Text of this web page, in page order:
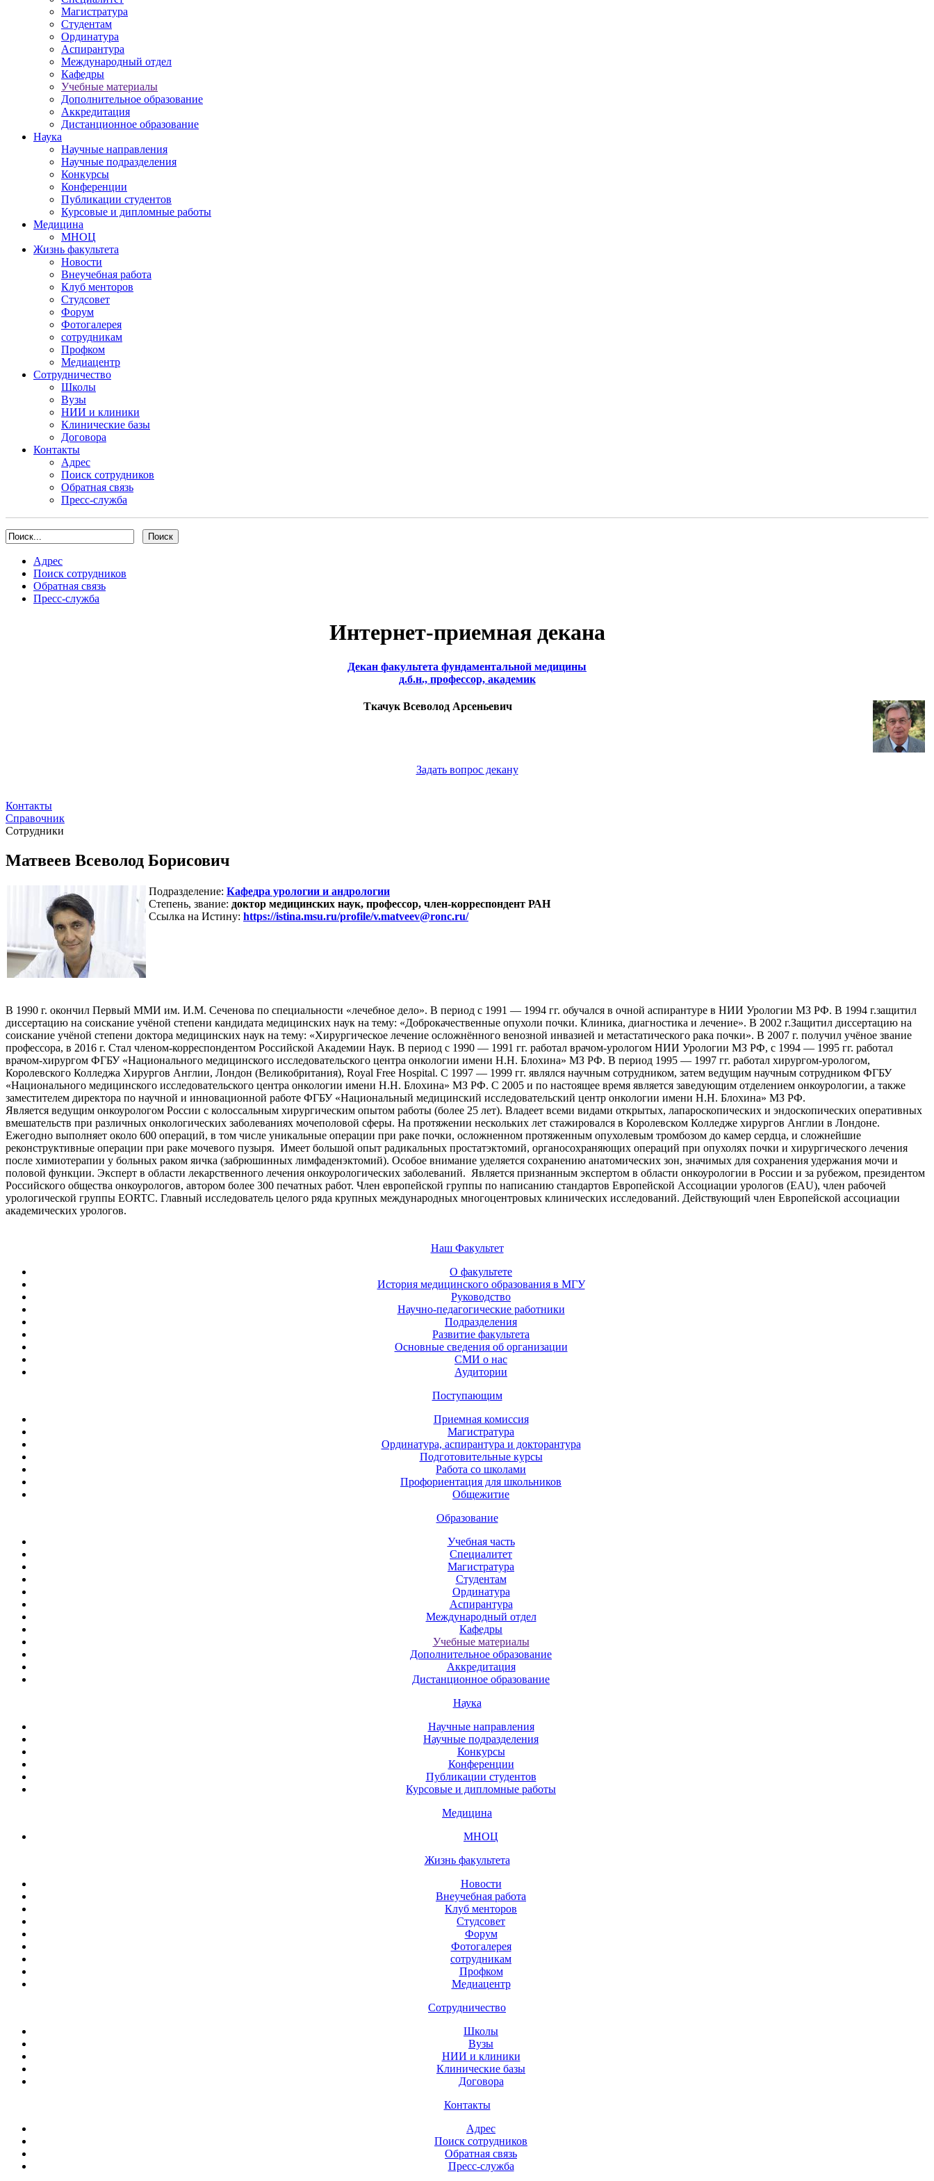
Магистратура
Студентам
Ординатура
Аспирантура
Международный отдел
Кафедры
Учебные материалы
Дополнительное образование
Аккредитация
Дистанционное образование
Наука
Научные направления
Научные подразделения
Конкурсы
Конференции
Публикации студентов
Курсовые и дипломные работы
Медицина
МНОЦ
Жизнь факультета
Новости
Внеучебная работа
Клуб менторов
Студсовет
Форум
Фотогалерея
сотрудникам
Профком
Медиацентр
Сотрудничество
Школы
Вузы
НИИ и клиники
Клинические базы
Договора
Контакты
Адрес
Поиск сотрудников
Обратная связь
Пресс-служба
Адрес
Поиск сотрудников
Обратная связь
Пресс-служба
Интернет-приемная декана
Декан факультета фундаментальной медицины
д.б.н., профессор, академик
Ткачук Всеволод Арсеньевич
Задать вопрос декану
Контакты
Справочник
Сотрудники
Матвеев Всеволод Борисович
Подразделение: Кафедра урологии и андрологии
Степень, звание: доктор медицинских наук, профессор, член-корреспондент РАН
Ссылка на Истину: https://istina.msu.ru/profile/v.matveev@ronc.ru/
В 1990 г. окончил Первый ММИ им. И.М. Сеченова по специальности «лечебное дело». В период с 1991 — 1994 гг. обучался в очной аспирантуре в НИИ Урологии МЗ РФ. В 1994 г.защитил
диссертацию на соискание учёной степени кандидата медицинских наук на тему: «Доброкачественные опухоли почки. Клиника, диагностика и лечение». В 2002 г.Защитил диссертацию на
соискание учёной степени доктора медицинских наук на тему: «Хирургическое лечение осложнённого венозной инвазией и метастатического рака почки». В 2007 г. получил учёное звание
профессора, в 2016 г. Стал членом-корреспондентом Российской Академии Наук. В период с 1990 — 1991 гг. работал врачом-урологом НИИ Урологии МЗ РФ, с 1994 — 1995 гг. работал
врачом-хирургом ФГБУ «Национального медицинского исследовательского центра онкологии имени Н.Н. Блохина» МЗ РФ. В период 1995 — 1997 гг. работал хирургом-урологом,
Королевского Колледжа Хирургов Англии, Лондон (Великобритания), Royal Free Hospital. С 1997 — 1999 гг. являлся научным сотрудником, затем ведущим научным сотрудником ФГБУ
«Национального медицинского исследовательского центра онкологии имени Н.Н. Блохина» МЗ РФ. С 2005 и по настоящее время является заведующим отделением онкоурологии, а также
заместителем директора по научной и инновационной работе ФГБУ «Национальный медицинский исследовательский центр онкологии имени Н.Н. Блохина» МЗ РФ.
Является ведущим онкоурологом России с колоссальным хирургическим опытом работы (более 25 лет). Владеет всеми видами открытых, лапароскопических и эндоскопических оперативных
вмешательств при различных онкологических заболеваниях мочеполовой сферы. На протяжении нескольких лет стажировался в Королевском Колледже хирургов Англии в Лондоне.
Ежегодно выполняет около 600 операций, в том числе уникальные операции при раке почки, осложненном протяженным опухолевым тромбозом до камер сердца, и сложнейшие
реконструктивные операции при раке мочевого пузыря. Имеет большой опыт радикальных простатэктомий, органосохраняющих операций при опухолях почки и хирургического лечения
после химиотерапии у больных раком яичка (забрюшинных лимфаденэктомий). Особое внимание уделяется сохранению анатомических зон, значимых для сохранения удержания мочи и
половой функции. Эксперт в области лекарственного лечения онкоурологических заболеваний. Является признанным экспертом в области онкоурологии в России и за рубежом, президентом
Российского общества онкоурологов, автором более 300 печатных работ. Член европейской группы по написанию стандартов Европейской Ассоциации урологов (EAU), член рабочей
урологической группы EORTC. Главный исследователь целого ряда крупных международных многоцентровых клинических исследований. Действующий член Европейской ассоциации
академических урологов.
Наш Факультет
О факультете
История медицинского образования в МГУ
Руководство
Научно-педагогические работники
Подразделения
Развитие факультета
Основные сведения об организации
СМИ о нас
Аудитории
Поступающим
Приемная комиссия
Магистратура
Ординатура, аспирантура и докторантура
Подготовительные курсы
Работа со школами
Профориентация для школьников
Общежитие
Образование
Учебная часть
Специалитет
Магистратура
Студентам
Ординатура
Аспирантура
Международный отдел
Кафедры
Учебные материалы
Дополнительное образование
Аккредитация
Дистанционное образование
Наука
Научные направления
Научные подразделения
Конкурсы
Конференции
Публикации студентов
Курсовые и дипломные работы
Медицина
МНОЦ
Жизнь факультета
Новости
Внеучебная работа
Клуб менторов
Студсовет
Форум
Фотогалерея
сотрудникам
Профком
Медиацентр
Сотрудничество
Школы
Вузы
НИИ и клиники
Клинические базы
Договора
Контакты
Адрес
Поиск сотрудников
Обратная связь
Пресс-служба